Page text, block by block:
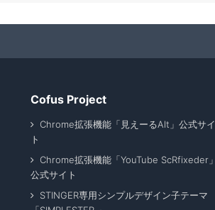
Cofus Project
Chrome拡張機能「見えーるAlt」公式サイ
ト
Chrome拡張機能「YouTube ScRfixeder」
公式サイト
STINGER専用シンプルデザイン子テーマ